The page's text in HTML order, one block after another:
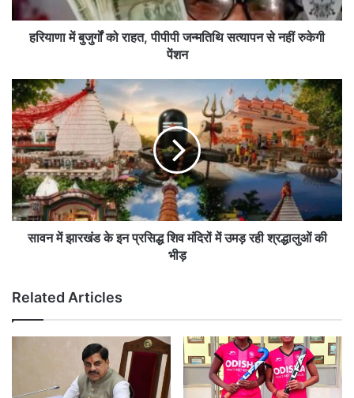
से
हरियाणा में बुजुर्गों को राहत, पीपीपी जन्मतिथि सत्यापन से नहीं रुकेगी
पेंशन
सावन
में
झारखंड
के
इन
प्रसिद्ध
शिव
मंदिरों
में
उमड़
भीड़
सावन में झारखंड के इन प्रसिद्ध शिव मंदिरों में उमड़ रही श्रद्धालुओं की
भीड़
Related Articles